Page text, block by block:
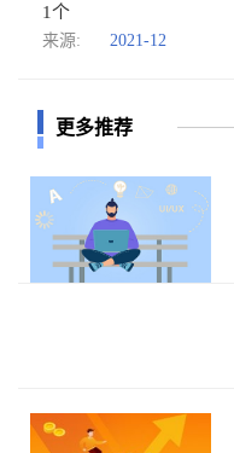
1个
来源: 2021-12
更多推荐